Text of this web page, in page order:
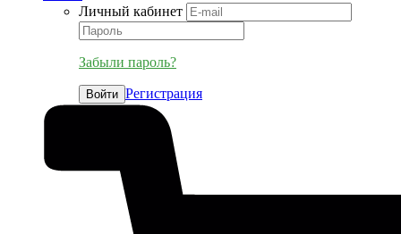
Личный кабинет
Забыли пароль?
Войти Регистрация